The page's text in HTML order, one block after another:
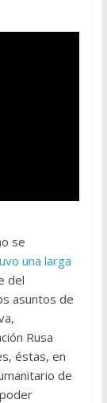
se
una larga
del
asuntos de
Rusa
éstas, en
de